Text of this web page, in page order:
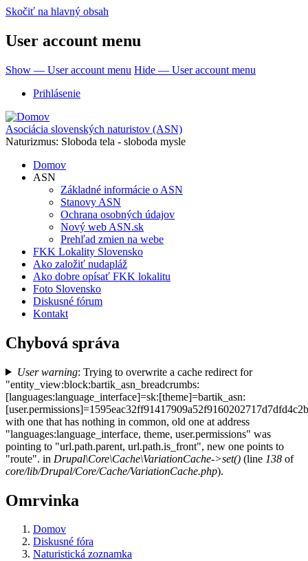
Skočiť na hlavný obsah
User account menu
Show — User account menu Hide — User account menu
Prihlásenie
Asociácia slovenských naturistov (ASN)
Naturizmus: Sloboda tela - sloboda mysle
Domov
ASN
Základné informácie o ASN
Stanovy ASN
Ochrana osobných údajov
Nový web ASN.sk
Prehľad zmien na webe
FKK Lokality Slovensko
Ako založiť nudapláž
Ako dobre opísať FKK lokalitu
Foto Slovensko
Diskusné fórum
Kontakt
Chybová správa
User warning: Trying to overwrite a cache redirect for
"entity_view:block:bartik_asn_breadcrumbs:
[languages:language_interface]=sk:[theme]=bartik_asn:
with one that has nothing in common, old one at address
"languages:language_interface, theme, user.permissions" was
pointing to "url.path.parent, url.path.is_front", new one points to
"route". in Drupal\Core\Cache\VariationCache->set() (line 138 of
core/lib/Drupal/Core/Cache/VariationCache.php).
Omrvinka
Domov
Diskusné fóra
Naturistická zoznamka